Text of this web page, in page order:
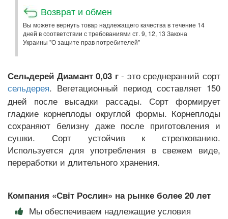
Возврат и обмен
Вы можете вернуть товар надлежащего качества в течение 14
дней в соответствии с требованиями ст. 9, 12, 13 Закона
Украины "О защите прав потребителей"
Сельдерей Диамант 0,03 г- это среднеранний сорт
сельдерея. Вегетационный период составляет 150
дней после высадки рассады. Сорт формирует
гладкие корнеплоды округлой формы. Корнеплоды
сохраняют белизну даже после приготовления и
сушки. Сорт устойчив к стрелкованию.
Используется для употребления в свежем виде,
переработки и длительного хранения.
Компания «Світ Рослин» на рынке более 20 лет
Мы обеспечиваем надлежащие условия